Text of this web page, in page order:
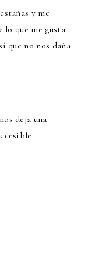
y me
lo que me gusta
que no nos daña
deja una